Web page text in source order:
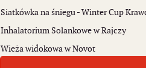
Siatkówka na śniegu - Winter Cup
Inhalatorium Solankowe w Rajczy
Wieża widokowa w Novot